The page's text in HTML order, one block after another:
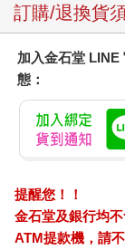
敲了敲之前敲過的
婦，又一次把門開
許多。不過她沒有
認，由於發生這許
一扇門。小美的
阿良下了樓梯敲了
我生來註定背叛
背叛我的國家的血
訂購/退換貨
加入金石堂 LINE
態：
提醒您！！
金石堂及銀行均
ATM提款機，請